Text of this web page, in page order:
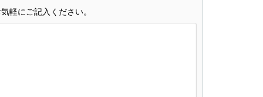
軽にご記入ください。